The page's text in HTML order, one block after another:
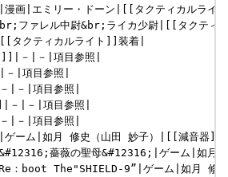
|漫画|エミリー・ドーン|[[タクティカルラ
ファレル中尉&br;ライカ少尉|[[タクティ
タクティカルライト]]装着|
]]|－|－|項目参照|
|項目参照|
|－|項目参照|
－|－|項目参照|
|－|項目参照|
|ゲーム|如月 修史（山田 妙子）|[[減音器]]
&#12316;薔薇の聖母&#12316;|ゲーム|如月
Re：boot The"SHIELD-9”|ゲーム|如月 修